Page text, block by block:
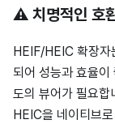
⚠️ 치명적인 호
HEIF/HEIC 확장자
되어 성능과 효율이
도의 뷰어가 필요
HEIC을 네이티브